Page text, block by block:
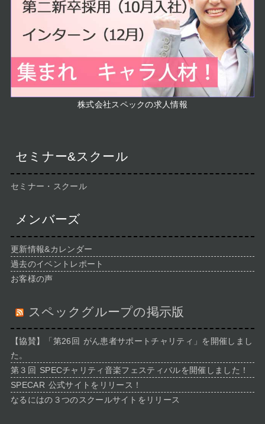
株式会社スペックの求人情報
セミナー&スクール
セミナー・スクール
メンバーズ
更新情報&カレンダー
過去のイベントレポート
お客様の声
スペックグループの掲示版
【協賛】「第26回 がん患者サポートチャリティ」を開催しまし
た。
第３回 SPECチャリティ音楽フェスティバルを開催しました！
SPECAR 公式サイトをリリース！
なるにはの３つのスクールサイトをリリース